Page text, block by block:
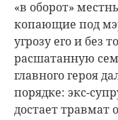
«в оборот»
копающие под
угрозу его и без
расшатанную
главного героя
порядке: экс-
достает травмат